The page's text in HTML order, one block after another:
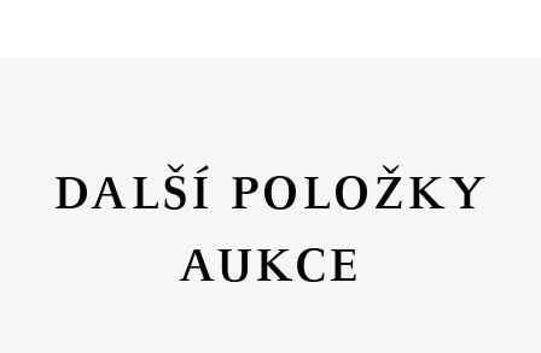
DALŠÍ POLOŽKY
AUKCE